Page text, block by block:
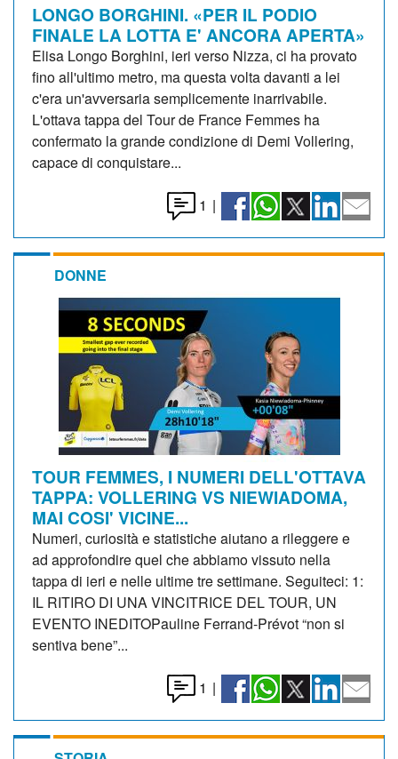
LONGO BORGHINI. «PER IL PODIO
FINALE LA LOTTA E' ANCORA APERTA»
Elisa Longo Borghini, ieri verso Nizza, ci ha provato
fino all'ultimo metro, ma questa volta davanti a lei
c'era un'avversaria semplicemente inarrivabile.
L'ottava tappa del Tour de France Femmes ha
confermato la grande condizione di Demi Vollering,
capace di conquistare...
1 |
DONNE
TOUR FEMMES, I NUMERI DELL'OTTAVA
TAPPA: VOLLERING VS NIEWIADOMA,
MAI COSI' VICINE...
Numeri, curiosità e statistiche aiutano a rileggere e
ad approfondire quel che abbiamo vissuto nella
tappa di ieri e nelle ultime tre settimane. Seguiteci: 1:
IL RITIRO DI UNA VINCITRICE DEL TOUR, UN
EVENTO INEDITOPauline Ferrand-Prévot “non si
sentiva bene”...
1 |